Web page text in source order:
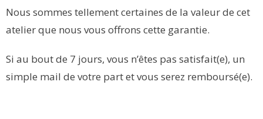
Nous sommes tellement certaines de la valeur de cet
atelier que nous vous offrons cette garantie.
Si au bout de 7 jours, vous n’êtes pas satisfait(e), un
simple mail de votre part et vous serez remboursé(e).